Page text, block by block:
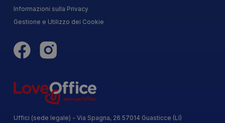
Informazioni sulla Privacy
Gestione e Utilizzo dei Cookie
Uffici (sede legale) - Via Spagna, 26 57014 Guasticce (LI)